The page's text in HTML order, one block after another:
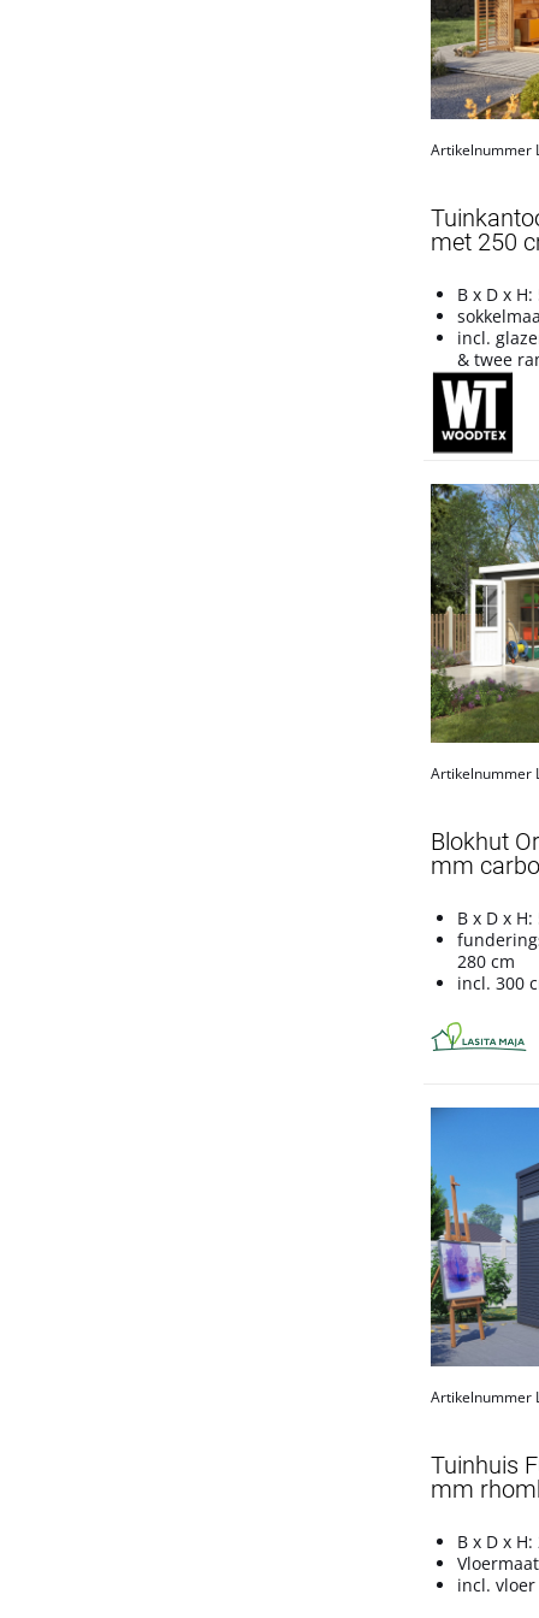
Artikelnummer
met 250
B x D x
incl.
& twee
Artikelnummer
Blokhut
mm
B x D x
280 cm
incl. 300
Artikelnummer
Tuinhuis
mm
B x D x
incl. vloer